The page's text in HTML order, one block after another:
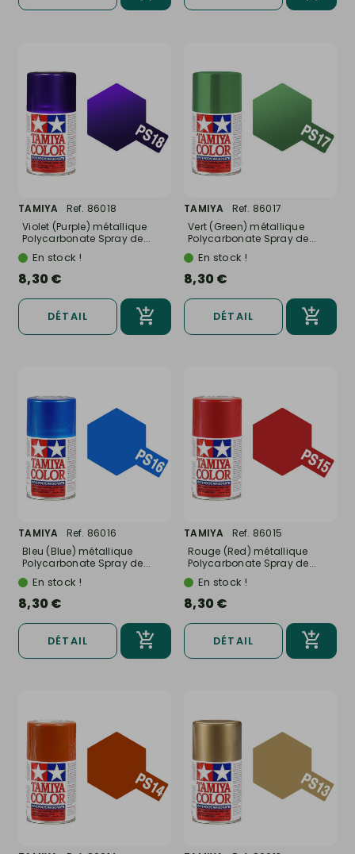
TAMIYA
Ref. 86018
Violet (Purple) métallique
Polycarbonate Spray de...
En stock !
8,30 €
DÉTAIL
TAMIYA
Ref. 86017
Vert (Green) métallique
Polycarbonate Spray de...
En stock !
8,30 €
DÉTAIL
TAMIYA
Ref. 86016
Bleu (Blue) métallique
Polycarbonate Spray de...
En stock !
8,30 €
DÉTAIL
TAMIYA
Ref. 86015
Rouge (Red) métallique
Polycarbonate Spray de...
En stock !
8,30 €
DÉTAIL